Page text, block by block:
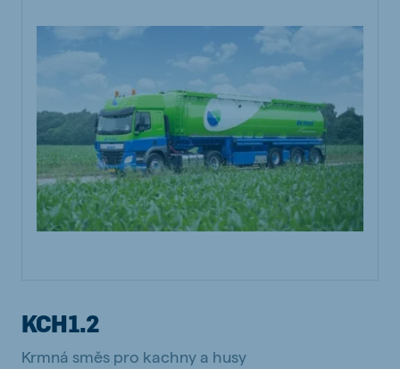
KCH1.2
Krmná směs pro kachny a husy